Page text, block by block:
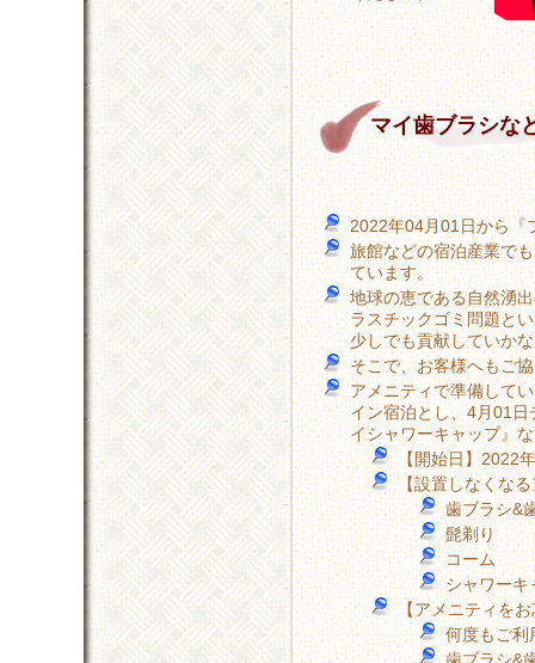
マイ歯ブラシな
2022年04月01日から『
旅館などの宿泊産業で
ています。
地球の恵である自然湧
ラスチックゴミ問題と
少しでも貢献していか
そこで、お客様へもご
アメニティで準備して
イン宿泊とし、4月01
イシャワーキャップ』
【開始日】2022
【設置しなくな
歯ブラシ&
髭剃り
コーム
シャワーキ
【アメニティを
何度もご利